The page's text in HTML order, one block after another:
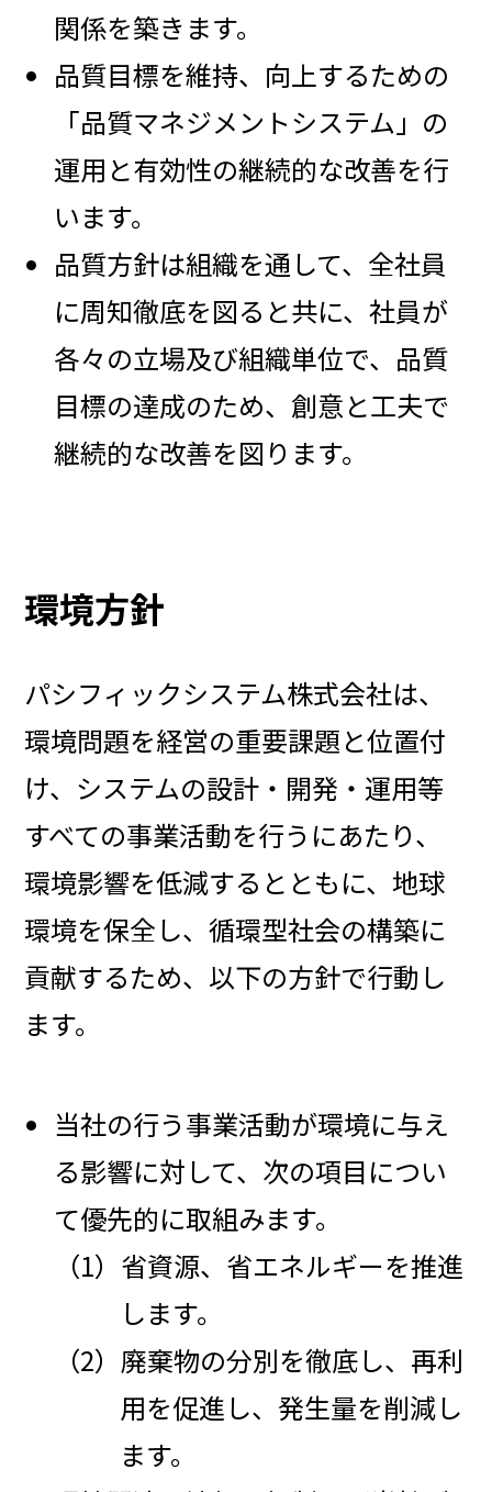
関係を築きます。
品質目標を維持、向上するための
「品質マネジメントシステム」の
運用と有効性の継続的な改善を行
います。
品質方針は組織を通して、全社員
に周知徹底を図ると共に、社員が
各々の立場及び組織単位で、品質
目標の達成のため、創意と工夫で
継続的な改善を図ります。
環境方針
パシフィックシステム株式会社は、
環境問題を経営の重要課題と位置付
け、システムの設計・開発・運用等
すべての事業活動を行うにあたり、
環境影響を低減するとともに、地球
環境を保全し、循環型社会の構築に
貢献するため、以下の方針で行動し
ます。
当社の行う事業活動が環境に与え
る影響に対して、次の項目につい
て優先的に取組みます。
（1）省資源、省エネルギーを推進
します。
（2）廃棄物の分別を徹底し、再利
用を促進し、発生量を削減し
ます。